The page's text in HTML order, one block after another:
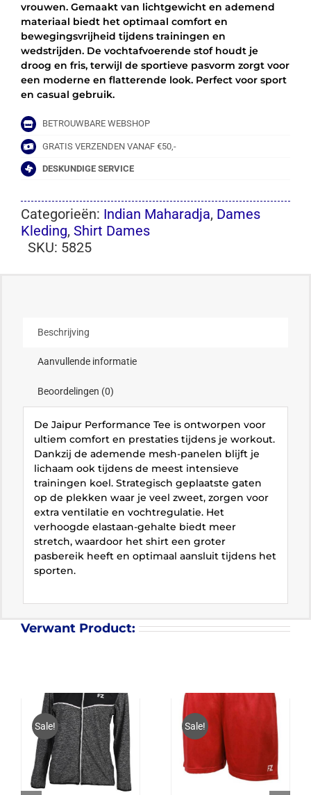
WIT
aantal
vrouwen. Gemaakt van lichtgewicht en ademend
materiaal biedt het optimaal comfort en
bewegingsvrijheid tijdens trainingen en
wedstrijden. De vochtafvoerende stof houdt je
droog en fris, terwijl de sportieve pasvorm zorgt voor
een moderne en flatterende look. Perfect voor sport
en casual gebruik.
BETROUWBARE WEBSHOP
GRATIS VERZENDEN VANAF €50,-
DESKUNDIGE SERVICE
Categorieën: Indian Maharadja, Dames
Kleding, Shirt Dames
SKU: 5825
Beschrijving
Aanvullende informatie
Beoordelingen (0)
De Jaipur Performance Tee is ontworpen voor
ultiem comfort en prestaties tijdens je workout.
Dankzij de ademende mesh-panelen blijft je
lichaam ook tijdens de meest intensieve
trainingen koel. Strategisch geplaatste gaten
op de plekken waar je veel zweet, zorgen voor
extra ventilatie en vochtregulatie. Het
verhoogde elastaan-gehalte biedt meer
stretch, waardoor het shirt een groter
pasbereik heeft en optimaal aansluit tijdens het
sporten.
Verwant Product:
Sale!
FZ FORZA HAZE
Sale!
FZ FORZA LAYLA